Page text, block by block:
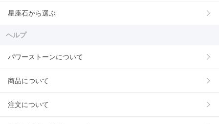
星座石から選ぶ
ヘルプ
パワーストーンについて
商品について
注文について